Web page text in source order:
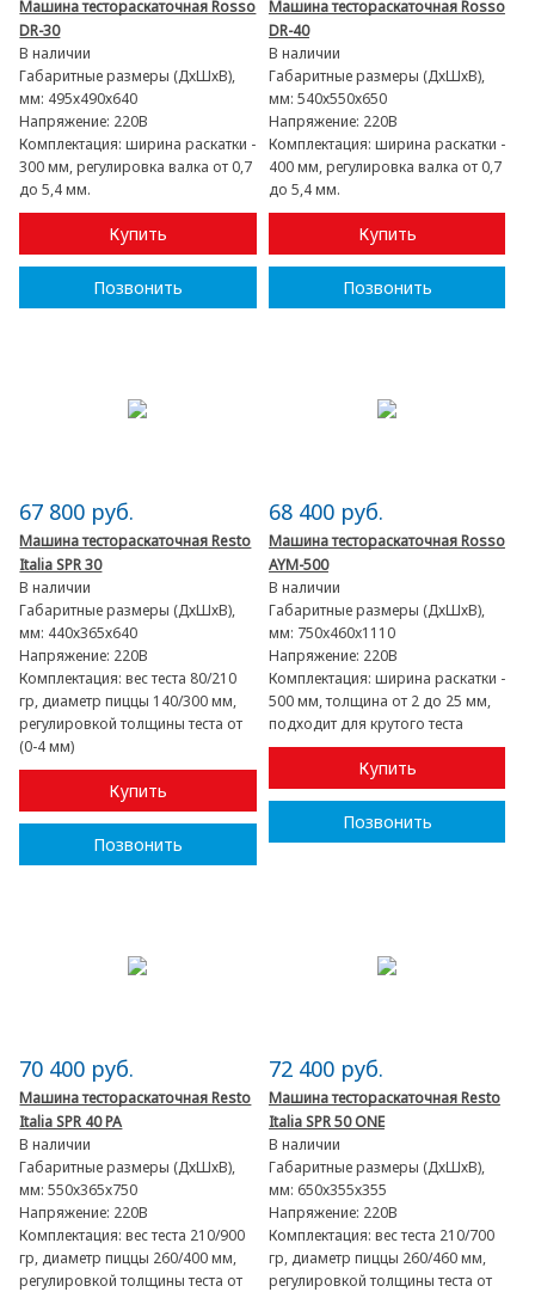
Машина тестораскаточная Rosso
DR-30
В наличии
Габаритные размеры (ДхШхВ),
мм: 495х490х640
Напряжение: 220В
Комплектация:ширина раскатки -
300 мм, регулировка валка от 0,7
до 5,4 мм.
Купить
Позвонить
Машина тестораскаточная Rosso
DR-40
В наличии
Габаритные размеры (ДхШхВ),
мм: 540х550х650
Напряжение: 220В
Комплектация: ширина раскатки -
400 мм, регулировка валка от 0,7
до 5,4 мм.
Купить
Позвонить
67 800 руб.
Машина тестораскаточная Resto
Italia SPR 30
В наличии
Габаритные размеры (ДхШхВ),
мм: 440х365х640
Напряжение: 220В
Комплектация:вес теста 80/210
гр, диаметр пиццы 140/300 мм,
регулировкой толщины теста от
(0-4 мм)
Купить
Позвонить
68 400 руб.
Машина тестораскаточная Rosso
AYM-500
В наличии
Габаритные размеры (ДхШхВ),
мм: 750x460x1110
Напряжение: 220В
Комплектация: ширина раскатки -
500 мм, толщина от 2 до 25 мм,
подходит для крутого теста
Купить
Позвонить
70 400 руб.
Машина тестораскаточная Resto
Italia SPR 40 PA
В наличии
Габаритные размеры (ДхШхВ),
мм:550х365х750
Напряжение: 220В
Комплектация:вес теста 210/900
гр, диаметр пиццы 260/400 мм,
регулировкой толщины теста от
72 400 руб.
Машина тестораскаточная Resto
Italia SPR 50 ONE
В наличии
Габаритные размеры (ДхШхВ),
мм: 650х355х355
Напряжение: 220В
Комплектация: вес теста 210/700
гр, диаметр пиццы 260/460 мм,
регулировкой толщины теста от